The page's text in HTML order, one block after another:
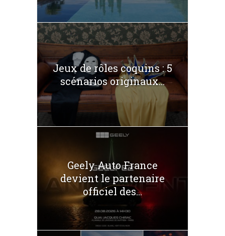
Jeux de rôles coquins : 5
scénarios originaux...
Geely Auto France
devient le partenaire
officiel des...